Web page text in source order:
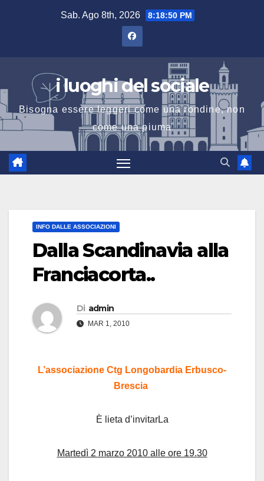
Sab. Ago 8th, 2026 8:18:51 PM
i luoghi del sociale
Bisogna essere leggeri come una rondine, non
come una piuma
INFO DALLE ASSOCIAZIONI
Dalla Scandinavia alla
Franciacorta..
Di admin
MAR 1, 2010
L’associazione Ctg Longobardia Erbusco-
Brescia
È lieta d’invitarLa
Martedì 2 marzo 2010 alle ore 19.30